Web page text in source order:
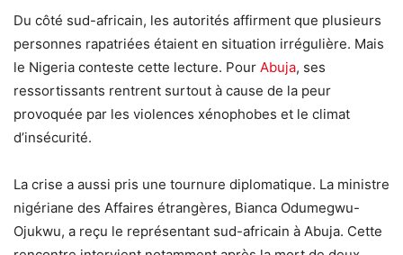
Du côté sud-africain, les autorités affirment que plusieurs
personnes rapatriées étaient en situation irrégulière. Mais
le Nigeria conteste cette lecture. Pour Abuja, ses
ressortissants rentrent surtout à cause de la peur
provoquée par les violences xénophobes et le climat
d’insécurité.
La crise a aussi pris une tournure diplomatique. La ministre
nigériane des Affaires étrangères, Bianca Odumegwu-
Ojukwu, a reçu le représentant sud-africain à Abuja. Cette